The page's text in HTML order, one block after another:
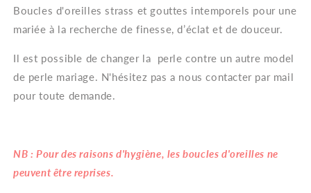
Boucles d'oreilles strass et gouttes intemporels pour une
mariée à la recherche de finesse, d’éclat et de douceur.
Il est possible de changer la perle contre un autre model
de perle mariage. N'hésitez pas a nous contacter par mail
pour toute demande.
NB : Pour des raisons d'hygiène, les boucles d'oreilles ne
peuvent être reprises.